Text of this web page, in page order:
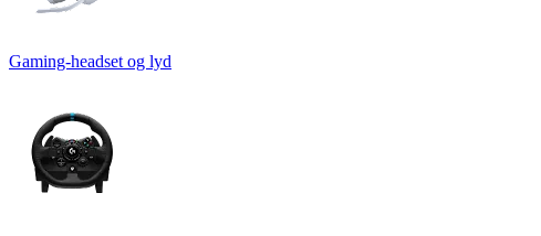
Gaming-headset og lyd